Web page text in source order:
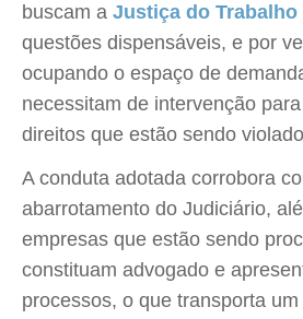
buscam a Justiça do Trabalho
questões dispensáveis, e por
ocupando o espaço de
necessitam de intervenção
direitos que estão sendo
A conduta adotada corrobora
abarrotamento do Judiciário,
empresas que estão sendo
constituam advogado e
processos, o que transporta